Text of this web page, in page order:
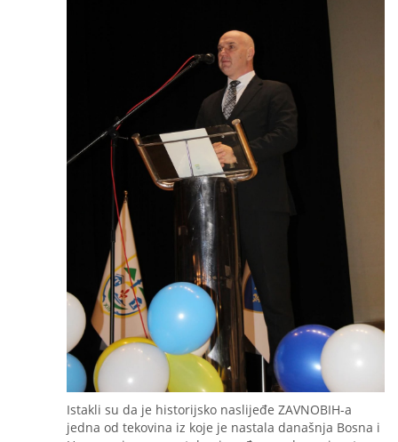
Istakli su da je historijsko naslijeđe ZAVNOBIH-a
jedna od tekovina iz koje je nastala današnja Bosna i